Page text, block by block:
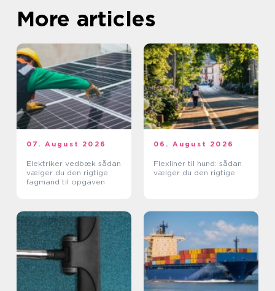
More articles
07. August 2026
Elektriker vedbæk sådan
vælger du den rigtige
fagmand til opgaven
06. August 2026
Flexliner til hund: sådan
vælger du den rigtige